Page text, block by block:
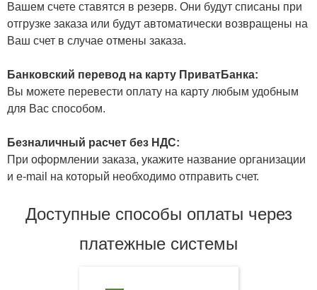
Вашем счете ставятся в резерв. Они будут списаны при
отгрузке заказа или будут автоматически возвращены на
Ваш счет в случае отмены заказа.
Банковский перевод на карту ПриватБанка:
Вы можете перевести оплату на карту любым удобным
для Вас способом.
Безналичный расчет без НДС:
При оформлении заказа, укажите название организации
и e-mail на который необходимо отправить счет.
Доступные способы оплаты через
платежные системы